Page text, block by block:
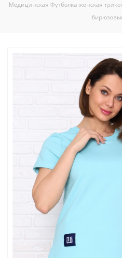
Медицинская Футболка женская